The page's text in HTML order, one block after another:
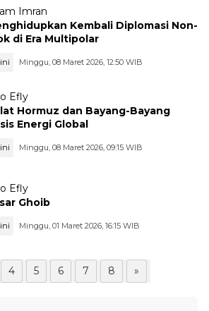
Imran
Kembali Diplomasi Non-
di Era Multipolar
Minggu, 08 Maret 2026, 12:50 WIB
Efly
Hormuz dan Bayang-Bayang
Energi Global
Minggu, 08 Maret 2026, 09:15 WIB
Efly
Ghoib
Minggu, 01 Maret 2026, 16:15 WIB
4 5 6 7 8 »